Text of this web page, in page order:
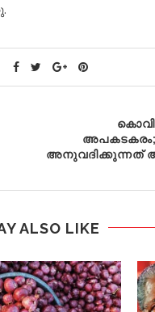
അനുവദിക്കുന്നത്
ALSO LIKE